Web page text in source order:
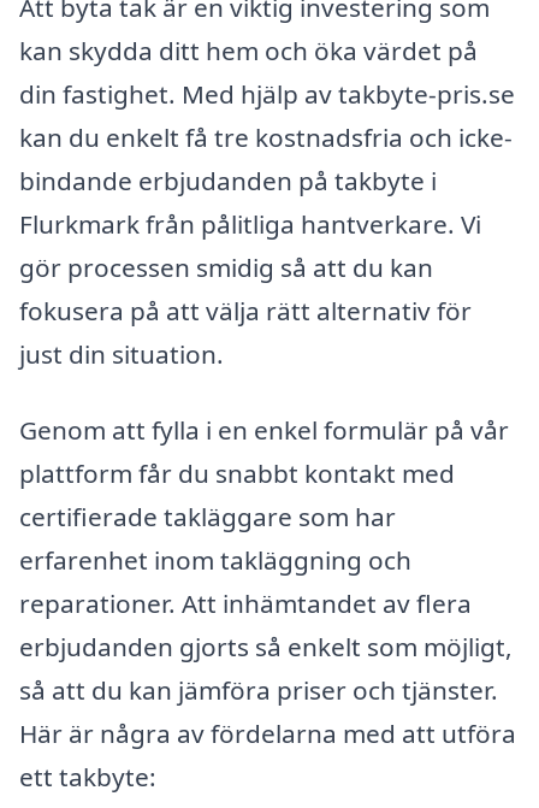
kan skydda ditt hem och öka värdet på
din fastighet. Med hjälp av takbyte-pris.se
kan du enkelt få tre kostnadsfria och icke-
bindande erbjudanden på takbyte i
Flurkmark från pålitliga hantverkare. Vi
gör processen smidig så att du kan
fokusera på att välja rätt alternativ för
just din situation.
Genom att fylla i en enkel formulär på vår
plattform får du snabbt kontakt med
certifierade takläggare som har
erfarenhet inom takläggning och
reparationer. Att inhämtandet av flera
erbjudanden gjorts så enkelt som möjligt,
så att du kan jämföra priser och tjänster.
Här är några av fördelarna med att utföra
ett takbyte: